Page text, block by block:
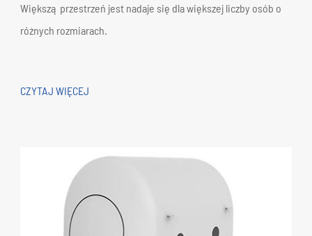
Większą przestrzeń jest nadaje się dla większej liczby osób o
różnych rozmiarach.
CZYTAJ WIĘCEJ